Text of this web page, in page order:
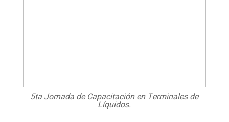
5ta Jornada de Capacitación en Terminales de
Líquidos.